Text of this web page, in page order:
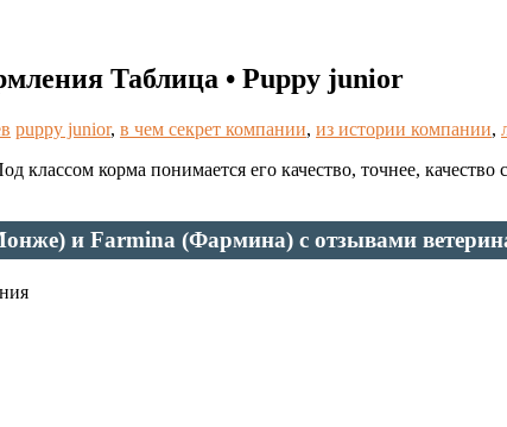
Таблица • Puppy junior
puppy junior, в чем секрет компании, из истории компании,
классом корма понимается его качество, точнее,
и Farmina (Фармина) с отзывами